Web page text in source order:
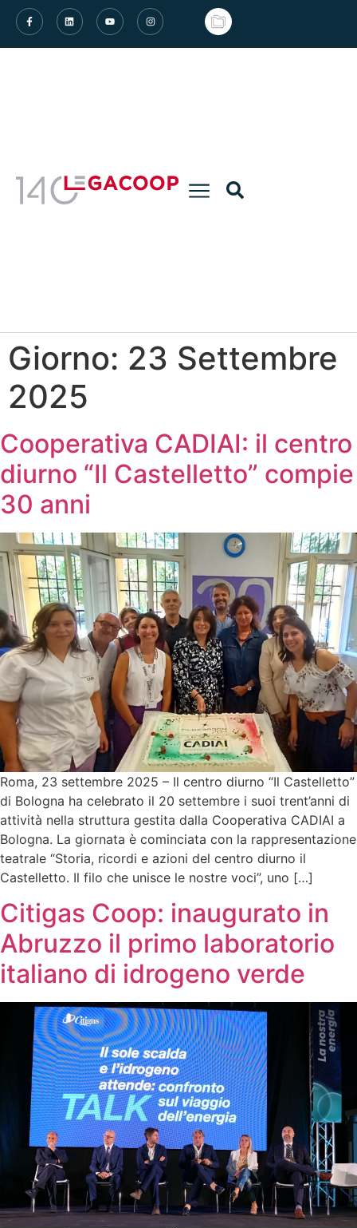
Giorno: 23 Settembre
2025
Cooperativa CADIAI: il centro
diurno “Il Castelletto” compie
30 anni
Roma, 23 settembre 2025 – Il centro diurno “Il Castelletto”
di Bologna ha celebrato il 20 settembre i suoi trent’anni di
attività nella struttura gestita dalla Cooperativa CADIAI a
Bologna. La giornata è cominciata con la rappresentazione
teatrale “Storia, ricordi e azioni del centro diurno il
Castelletto. Il filo che unisce le nostre voci”, uno […]
Citigas Coop: inaugurato in
Abruzzo il primo laboratorio
italiano di idrogeno verde